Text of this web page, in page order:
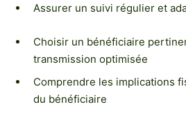
Assurer un suivi régulier et
Choisir un bénéficiaire
transmission optimisée
Comprendre les implications
du bénéficiaire